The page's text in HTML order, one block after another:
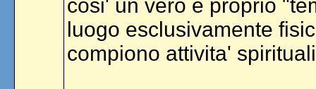
cosi' un vero e proprio
luogo esclusivamente
compiono attivita'